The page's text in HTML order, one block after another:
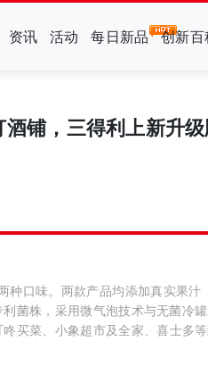
资讯 活动 每日新品 创新百
铺，三得利上新升
种口味。两款产品均添加真实果
菌株，采用微气泡技术与无菌冷
买菜、小象超市及全家、喜士多